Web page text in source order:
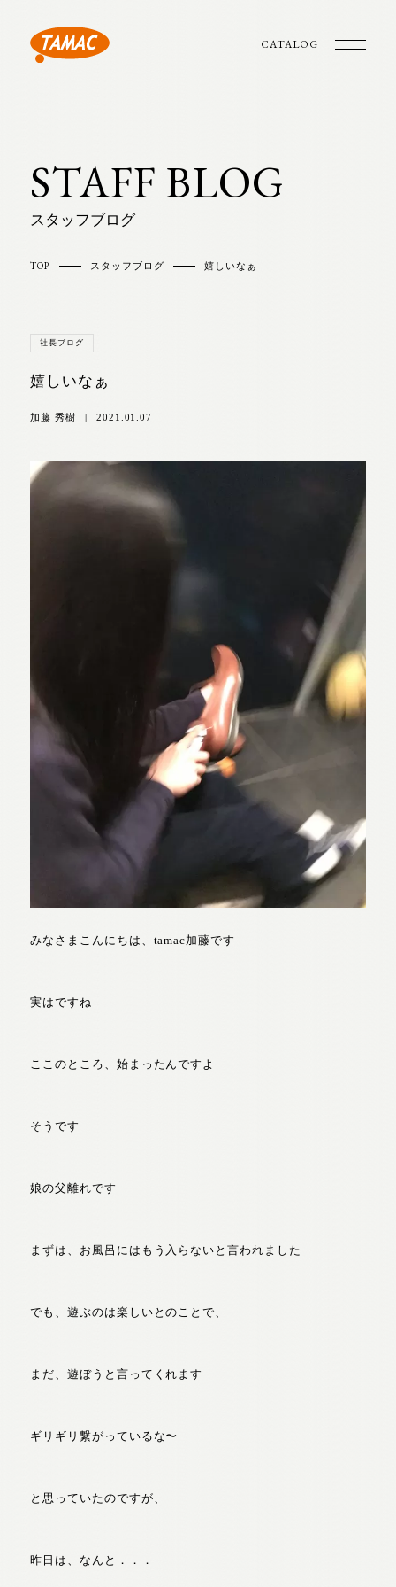
CATALOG
STAFF BLOG
スタッフブログ
TOP スタッフブログ 嬉しいなぁ
社長ブログ
嬉しいなぁ
加藤 秀樹 | 2021.01.07
みなさまこんにちは、tamac加藤です
実はですね
ここのところ、始まったんですよ
そうです
娘の父離れです
まずは、お風呂にはもう入らないと言われました
でも、遊ぶのは楽しいとのことで、
まだ、遊ぼうと言ってくれます
ギリギリ繋がっているな〜
と思っていたのですが、
昨日は、なんと．．．